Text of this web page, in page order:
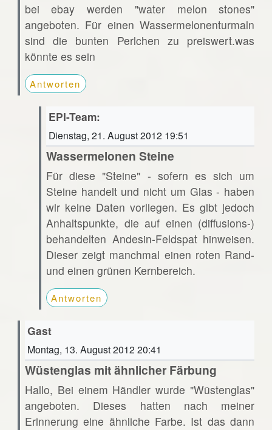
bei ebay werden "water melon stones"
angeboten. Für einen Wassermelonenturmaln
sind die bunten Perlchen zu preiswert.was
könnte es sein
Antworten
EPI-Team:
Dienstag, 21. August 2012 19:51
Wassermelonen Steine
Für diese "Steine" - sofern es sich um
Steine handelt und nicht um Glas - haben
wir keine Daten vorliegen. Es gibt jedoch
Anhaltspunkte, die auf einen (diffusions-)
behandelten Andesin-Feldspat hinweisen.
Dieser zeigt manchmal einen roten Rand-
und einen grünen Kernbereich.
Antworten
Gast
Montag, 13. August 2012 20:41
Wüstenglas mit ähnlicher Färbung
Hallo, Bei einem Händler wurde "Wüstenglas"
angeboten. Dieses hatten nach meiner
Erinnerung eine ähnliche Farbe. Ist das dann